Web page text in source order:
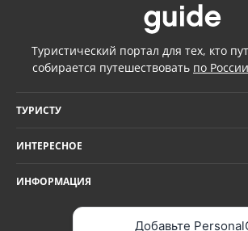
Туристический портал для тех, кто
собирается путешествовать по России
ТУРИСТУ
ИНТЕРЕСНОЕ
ИНФОРМАЦИЯ
Добавьте